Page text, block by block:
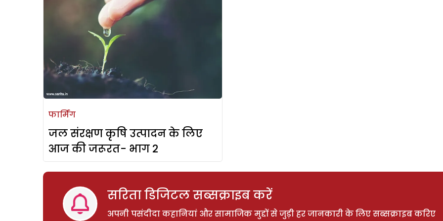
फार्मिंग
जल संरक्षण कृषि उत्पादन के लिए
आज की जरूरत- भाग 2
सरिता डिजिटल सब्सक्राइब करें
अपनी पसंदीदा कहानियां और सामाजिक मुद्दों से जुड़ी हर जानकारी के लिए सब्सक्राइब करिए